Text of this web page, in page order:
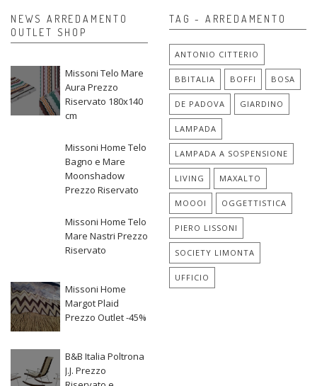
NEWS ARREDAMENTO
OUTLET SHOP
Missoni Telo Mare
Aura Prezzo
Riservato 180x140
cm
Missoni Home Telo
Bagno e Mare
Moonshadow
Prezzo Riservato
Missoni Home Telo
Mare Nastri Prezzo
Riservato
Missoni Home
Margot Plaid
Prezzo Outlet -45%
B&B Italia Poltrona
J.J. Prezzo
TAG - ARREDAMENTO
ANTONIO CITTERIO
BBITALIA BOFFI BOSA
DE PADOVA GIARDINO
LAMPADA
LAMPADA A SOSPENSIONE
LIVING MAXALTO
MOOOI OGGETTISTICA
PIERO LISSONI
SOCIETY LIMONTA
UFFICIO